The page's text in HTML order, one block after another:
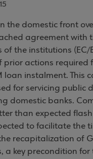
the domestic front
agreement with
of the institutions (EC/
prior actions required
loan instalment. This
for servicing public
domestic banks.
than expected
to facilitate the
recapitalization of
a key precondition for